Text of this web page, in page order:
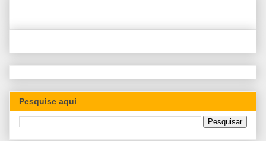
Pesquise aqui